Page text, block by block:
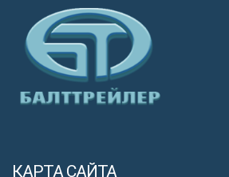
КАРТА САЙТА